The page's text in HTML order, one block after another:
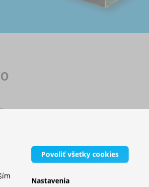
Povoliť všetky cookies
Nastavenia